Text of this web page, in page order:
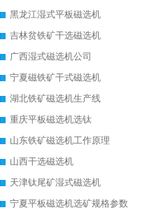
黑龙江湿式平板磁选机
吉林贫铁矿干选磁选机
广西湿式磁选机公司
宁夏磁铁矿干式磁选机
湖北铁矿磁选机生产线
重庆平板磁选机选钛
山东铁矿磁选机工作原理
山西干选磁选机
天津钛尾矿湿式磁选机
宁夏平板磁选机选矿规格参数